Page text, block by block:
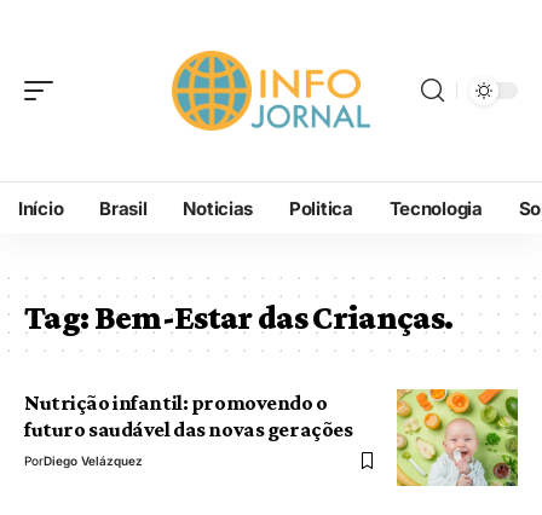
Início Brasil Noticias Politica Tecnologia
Tag:Bem-Estar das Crianças.
Nutrição infantil: promovendo o
futuro saudável das novas gerações
PorDiego Velázquez